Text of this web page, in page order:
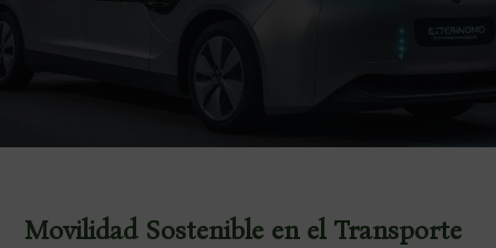
Movilidad Sostenible en el Transporte